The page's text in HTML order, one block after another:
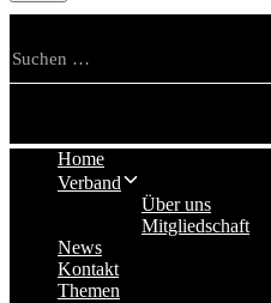
Home
Verband
Über uns
Mitgliedschaft
News
Kontakt
Themen